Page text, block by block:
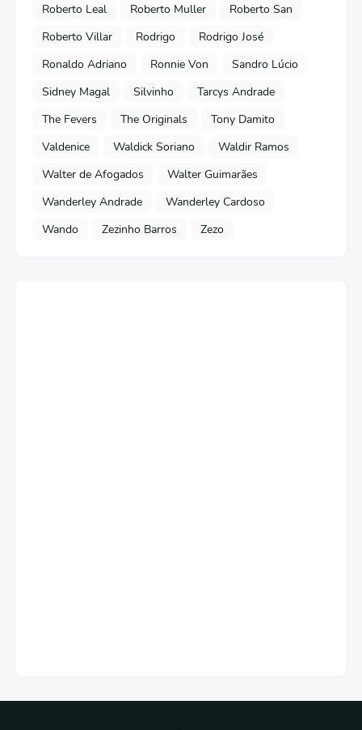
Roberto Leal
Roberto Muller
Roberto San
Roberto Villar
Rodrigo
Rodrigo José
Ronaldo Adriano
Ronnie Von
Sandro Lúcio
Sidney Magal
Silvinho
Tarcys Andrade
The Fevers
The Originals
Tony Damito
Valdenice
Waldick Soriano
Waldir Ramos
Walter de Afogados
Walter Guimarães
Wanderley Andrade
Wanderley Cardoso
Wando
Zezinho Barros Zezo